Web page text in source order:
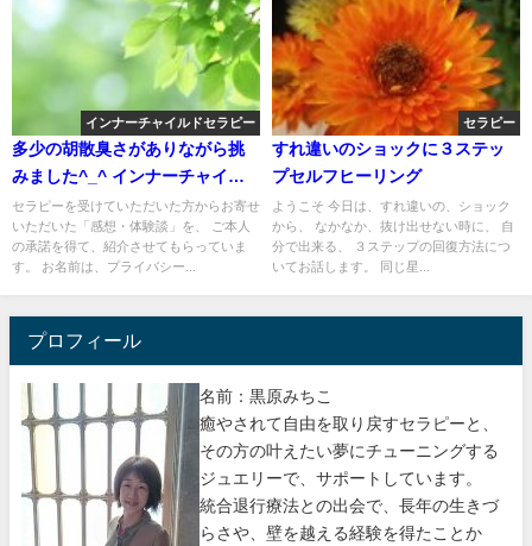
インナーチャイルドセラピー
多少の胡散臭さがありながら挑
みました^_^ インナーチャイル
ドセラピー001
セラピーを受けていただいた方からお寄せ
いただいた「感想・体験談」を、 ご本人
の承諾を得て、紹介させてもらっていま
す。 お名前は、プライバシー...
セラピー
すれ違いのショックに３ステッ
プセルフヒーリング
ようこそ 今日は、すれ違いの、ショック
から、 なかなか、抜け出せない時に、 自
分で出来る、 ３ステップの回復方法につ
いてお話します。 同じ星...
プロフィール
名前：黒原みちこ
癒やされて自由を取り戻すセラピーと、
その方の叶えたい夢にチューニングする
ジュエリーで、サポートしています。
統合退行療法との出会で、長年の生きづ
らさや、壁を越える経験を得たことか